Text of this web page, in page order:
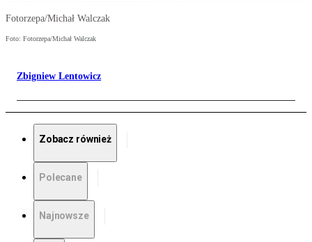
Fotorzepa/Michał Walczak
Foto: Fotorzepa/Michał Walczak
Zbigniew Lentowicz
Zobacz również
Polecane
Najnowsze